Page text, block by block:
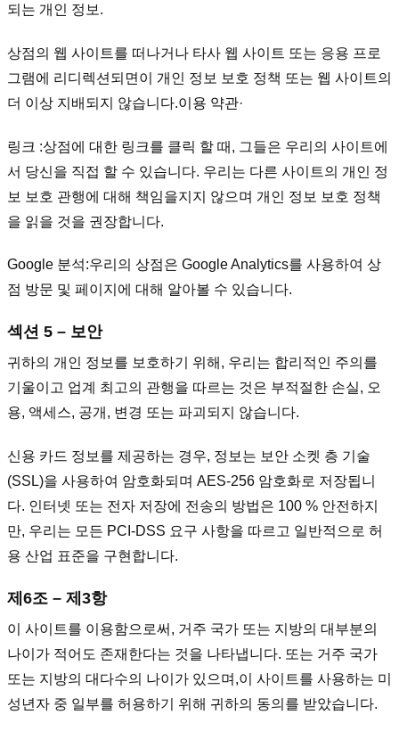
되는 개인 정보.
상점의 웹 사이트를 떠나거나 타사 웹 사이트 또는 응용 프로
그램에 리디렉션되면이 개인 정보 보호 정책 또는 웹 사이트의
더 이상 지배되지 않습니다.이용 약관·
링크 :상점에 대한 링크를 클릭 할 때, 그들은 우리의 사이트에
서 당신을 직접 할 수 있습니다. 우리는 다른 사이트의 개인 정
보 보호 관행에 대해 책임을지지 않으며 개인 정보 보호 정책
을 읽을 것을 권장합니다.
Google 분석:우리의 상점은 Google Analytics를 사용하여 상
점 방문 및 페이지에 대해 알아볼 수 있습니다.
섹션 5 – 보안
귀하의 개인 정보를 보호하기 위해, 우리는 합리적인 주의를
기울이고 업계 최고의 관행을 따르는 것은 부적절한 손실, 오
용, 액세스, 공개, 변경 또는 파괴되지 않습니다.
신용 카드 정보를 제공하는 경우, 정보는 보안 소켓 층 기술
(SSL)을 사용하여 암호화되며 AES-256 암호화로 저장됩니
다. 인터넷 또는 전자 저장에 전송의 방법은 100 % 안전하지
만, 우리는 모든 PCI-DSS 요구 사항을 따르고 일반적으로 허
용 산업 표준을 구현합니다.
제6조 – 제3항
이 사이트를 이용함으로써, 거주 국가 또는 지방의 대부분의
나이가 적어도 존재한다는 것을 나타냅니다. 또는 거주 국가
또는 지방의 대다수의 나이가 있으며,이 사이트를 사용하는 미
성년자 중 일부를 허용하기 위해 귀하의 동의를 받았습니다.